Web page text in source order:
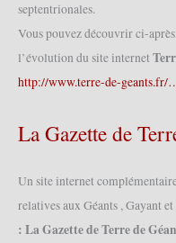
septentrionales.
Vous pouvez découvrir ci-
l’évolution du site internet
http://www.terre-de-
La Gazette de
Un site internet
relatives aux Géants , Gayant
: La Gazette de Terre de